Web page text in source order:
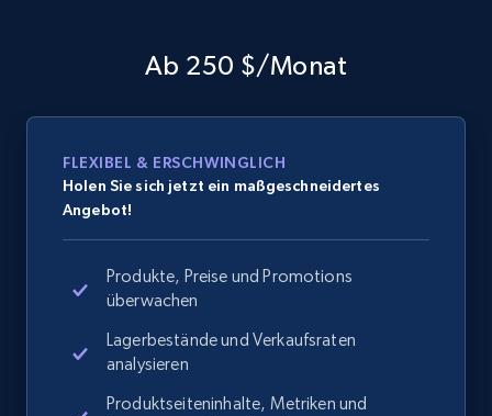
Ab 250 $/Monat
FLEXIBEL & ERSCHWINGLICH
Holen Sie sich jetzt ein maßgeschneidertes
Angebot!
Produkte, Preise und Promotions
überwachen
Lagerbestände und Verkaufsraten
analysieren
Produktseiteninhalte, Metriken und